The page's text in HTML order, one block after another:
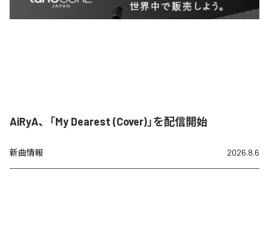
AiRyA、「My Dearest (Cover)」を配信開始
新曲情報 2026.8.6